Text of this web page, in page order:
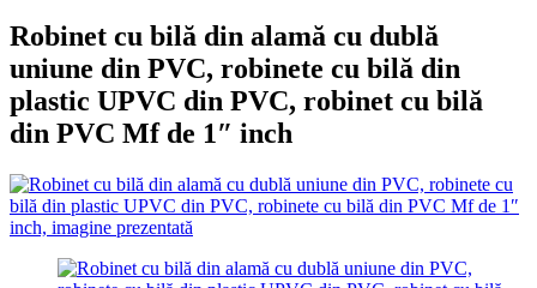
Robinet cu bilă din alamă cu dublă
uniune din PVC, robinete cu bilă din
plastic UPVC din PVC, robinet cu bilă
din PVC Mf de 1″ inch